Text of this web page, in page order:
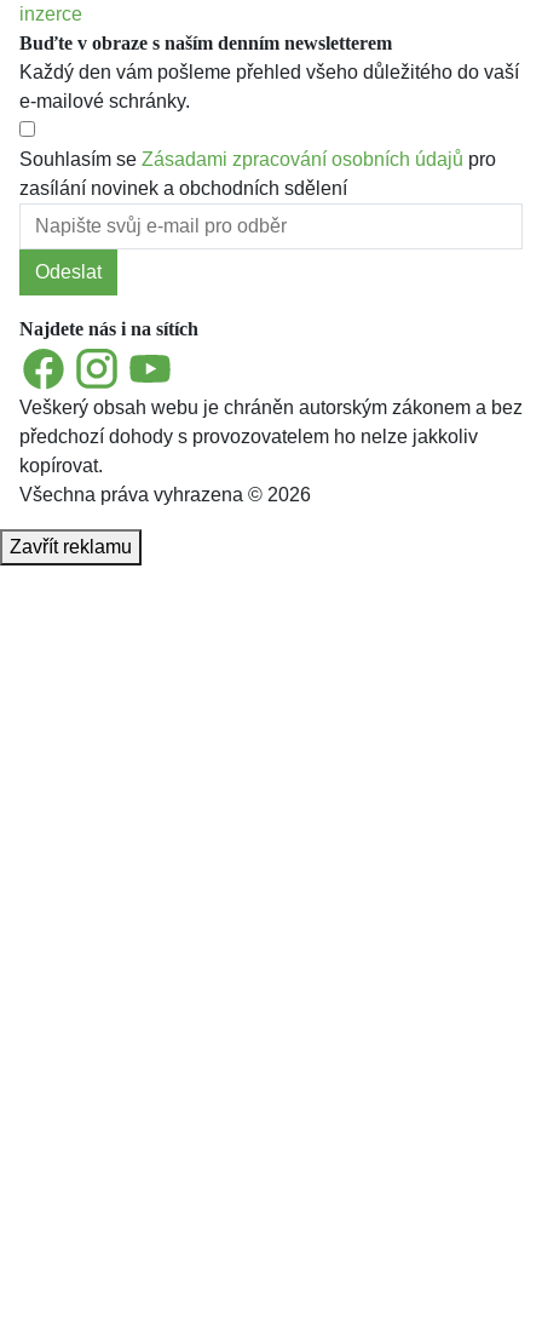
inzerce
Buďte v obraze s naším denním newsletterem
Každý den vám pošleme přehled všeho důležitého do vaší
e-mailové schránky.
Souhlasím se Zásadami zpracování osobních údajů pro
zasílání novinek a obchodních sdělení
Odeslat
Najdete nás i na sítích
FacebookInstagramYouTube
Veškerý obsah webu je chráněn autorským zákonem a bez
předchozí dohody s provozovatelem ho nelze jakkoliv
kopírovat.
Všechna práva vyhrazena © 2026
Zavřít reklamu